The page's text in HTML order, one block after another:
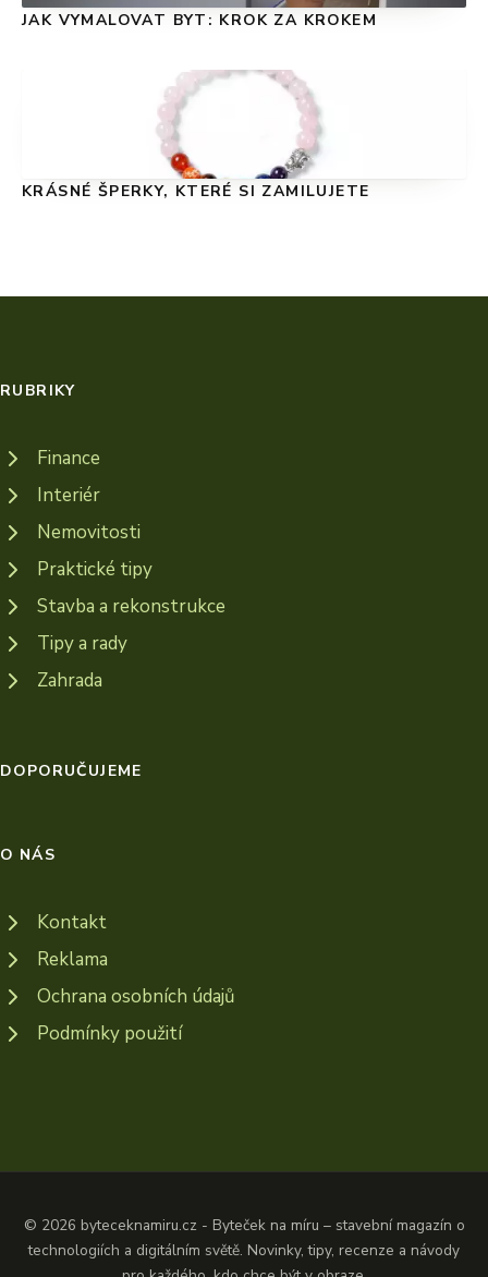
JAK VYMALOVAT BYT: KROK ZA KROKEM
KRÁSNÉ ŠPERKY, KTERÉ SI ZAMILUJETE
RUBRIKY
Finance
Interiér
Nemovitosti
Praktické tipy
Stavba a rekonstrukce
Tipy a rady
Zahrada
DOPORUČUJEME
O NÁS
Kontakt
Reklama
Ochrana osobních údajů
Podmínky použití
© 2026 byteceknamiru.cz - Byteček na míru – stavební magazín o
technologiích a digitálním světě. Novinky, tipy, recenze a návody